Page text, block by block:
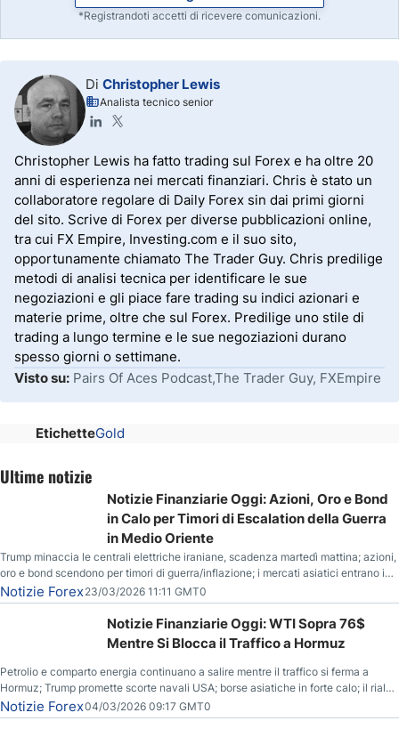
*Registrandoti accetti di ricevere comunicazioni.
Di Christopher Lewis
Analista tecnico senior
Christopher Lewis ha fatto trading sul Forex e ha oltre 20
anni di esperienza nei mercati finanziari. Chris è stato un
collaboratore regolare di Daily Forex sin dai primi giorni
del sito. Scrive di Forex per diverse pubblicazioni online,
tra cui FX Empire, Investing.com e il suo sito,
opportunamente chiamato The Trader Guy. Chris predilige
metodi di analisi tecnica per identificare le sue
negoziazioni e gli piace fare trading su indici azionari e
materie prime, oltre che sul Forex. Predilige uno stile di
trading a lungo termine e le sue negoziazioni durano
spesso giorni o settimane.
Visto su: Pairs Of Aces Podcast,The Trader Guy, FXEmpire
EtichetteGold
Ultime notizie
Notizie Finanziarie Oggi: Azioni, Oro e Bond
in Calo per Timori di Escalation della Guerra
in Medio Oriente
Trump minaccia le centrali elettriche iraniane, scadenza martedì mattina; azioni,
oro e bond scendono per timori di guerra/inflazione; i mercati asiatici entrano in
correzione; il petrolio greggio resta stabile.
Notizie Forex23/03/2026 11:11 GMT0
Notizie Finanziarie Oggi: WTI Sopra 76$
Mentre Si Blocca il Traffico a Hormuz
Petrolio e comparto energia continuano a salire mentre il traffico si ferma a
Hormuz; Trump promette scorte navali USA; borse asiatiche in forte calo; il rialzo
del gas naturale mette pressione all’euro.
Notizie Forex04/03/2026 09:17 GMT0